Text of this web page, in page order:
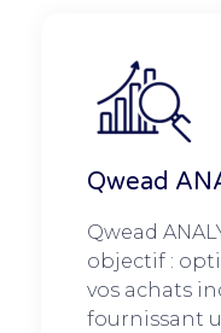
Qwead
Qwead
objectif :
vos achats
fournissant